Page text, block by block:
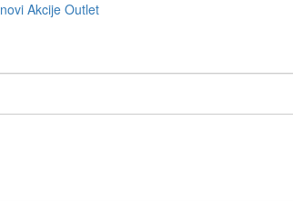
Akcije Outlet